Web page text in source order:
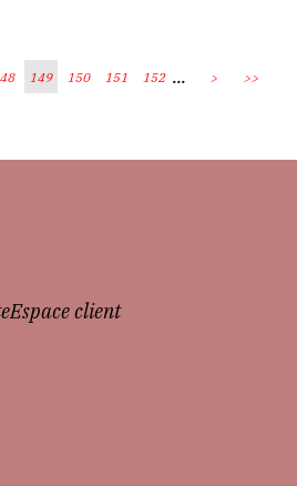
149 150 151 152 ... > >>
Espace client